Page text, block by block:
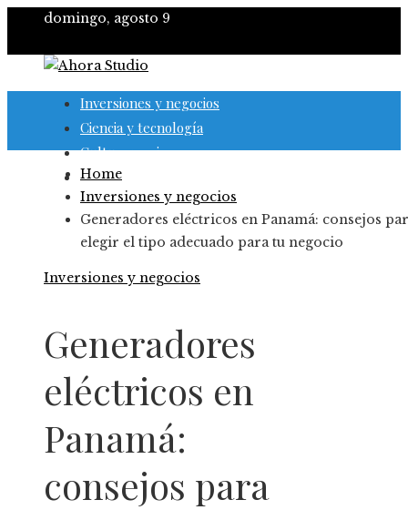
domingo, agosto 9
Inversiones y negocios
Ciencia y tecnología
Cultura y ocio
Responsabilidad social
Home
Inversiones y negocios
Generadores eléctricos en Panamá: consejos
elegir el tipo adecuado para tu negocio
Inversiones y negocios
Generadores
eléctricos en
Panamá:
consejos para